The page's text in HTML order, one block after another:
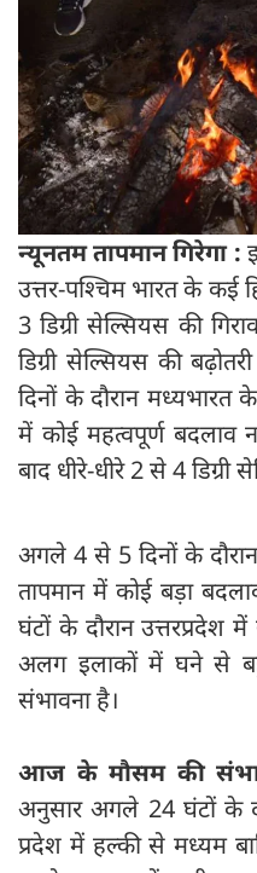
न्यूनतम तापमान गिरेगा :
उत्तर-पश्चिम भारत के कई
3 डिग्री सेल्सियस की
डिग्री सेल्सियस की
दिनों के दौरान मध्यभारत
में कोई महत्वपूर्ण बदलाव
बाद धीरे-धीरे 2 से 4 डिग्री
अगले 4 से 5 दिनों के
तापमान में कोई बड़ा
घंटों के दौरान
अलग इलाकों में घने से
संभावना है।
आज के मौसम की
अनुसार अगले 24 घंटों के
प्रदेश में हल्की से मध्यम